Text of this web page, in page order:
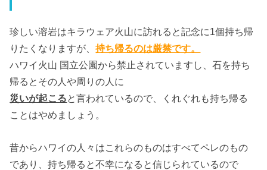
珍しい溶岩はキラウェア火山に訪れると記念に1個持ち帰
りたくなりますが、持ち帰るのは厳禁です。
ハワイ火山 国立公園から禁止されていますし、石を持ち
帰るとその人や周りの人に
災いが起こると言われているので、くれぐれも持ち帰る
ことはやめましょう。
昔からハワイの人々はこれらのものはすべてペレのもの
であり、持ち帰ると不幸になると信じられているので